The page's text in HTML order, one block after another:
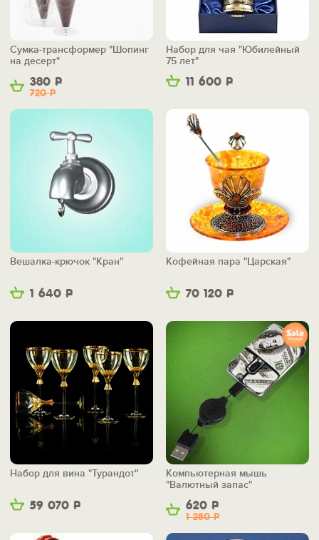
380 Р
720Р
Сумка-трансформер "Шопинг
на десерт"
11 600 Р
Набор для чая "Юбилейный
75 лет"
1 640 Р
Вешалка-крючок "Кран"
70 120 Р
Кофейная пара "Царская"
59 070 Р
Набор для вина "Турандот"
620 Р
1 280Р
Компьютерная мышь
"Валютный запас"